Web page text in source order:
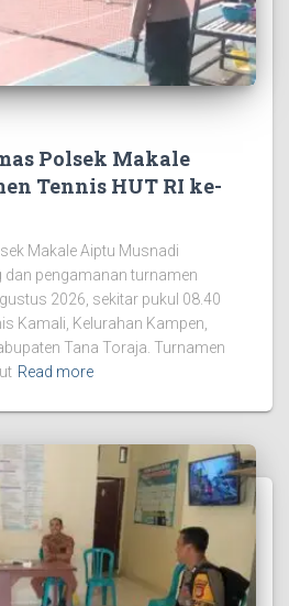
Polsek Makale
Tennis HUT RI ke-
Makale Aiptu Musnadi
pengamanan turnamen
2026, sekitar pukul 08.40
Kamali, Kelurahan Kampen,
Tana Toraja. Turnamen
Read more